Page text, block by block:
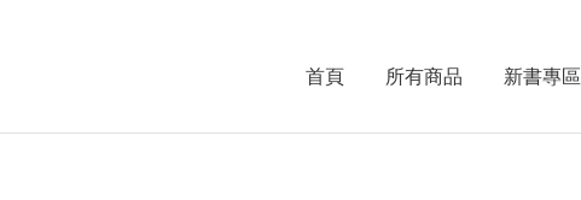
首頁 所有商品 新書專區